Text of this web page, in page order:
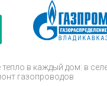
в каждый дом: в
газопроводов